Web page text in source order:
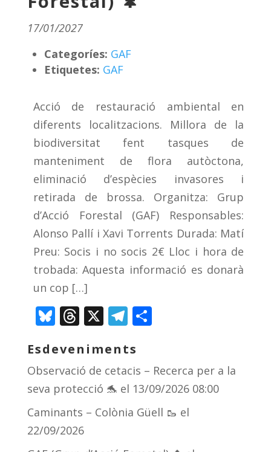
17/01/2027
Categoríes: GAF
Etiquetes: GAF
Acció de restauració ambiental en
diferents localitzacions. Millora de la
biodiversitat fent tasques de
manteniment de flora autòctona,
eliminació d’espècies invasores i
retirada de brossa. Organitza: Grup
d’Acció Forestal (GAF) Responsables:
Alonso Pallí i Xavi Torrents Durada: Matí
Preu: Socis i no socis 2€ Lloc i hora de
trobada: Aquesta informació es donarà
un cop […]
Bluesky
Threads
X Telegram
Comparteix
Esdeveniments
Observació de cetacis – Recerca per a la
seva protecció 🐬 el 13/09/2026 08:00
Caminants – Colònia Güell 🥾 el
22/09/2026